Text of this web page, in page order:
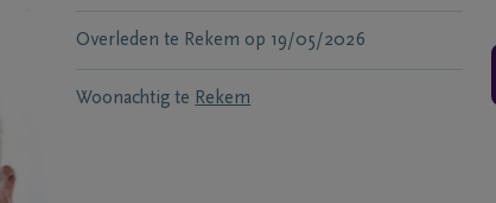
Overleden te Rekem op 19/05/2026
Woonachtig te Rekem